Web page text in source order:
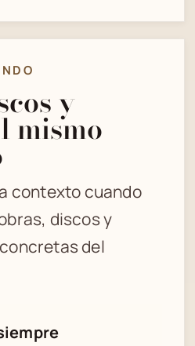
y
mismo
contexto cuando
discos y
del